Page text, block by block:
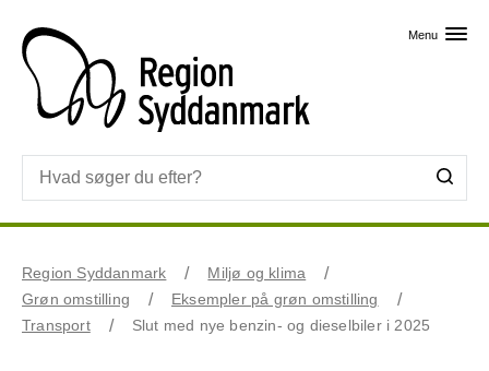
Menu
Region Syddanmark
Miljø og klima
Grøn omstilling
Eksempler på grøn omstilling
Transport
Slut med nye benzin- og dieselbiler i 2025